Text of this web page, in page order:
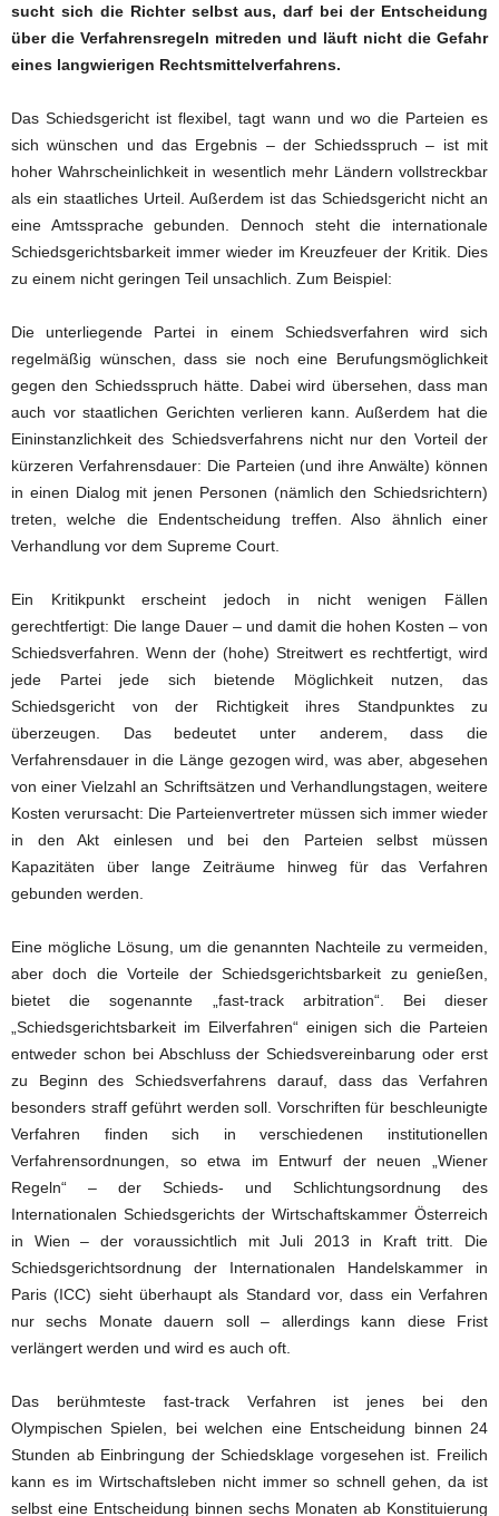
sucht sich die Richter selbst aus, darf bei der Entscheidung
über die Verfahrensregeln mitreden und läuft nicht die Gefahr
eines langwierigen Rechtsmittelverfahrens.
Das Schiedsgericht ist flexibel, tagt wann und wo die Parteien es
sich wünschen und das Ergebnis – der Schiedsspruch – ist mit
hoher Wahrscheinlichkeit in wesentlich mehr Ländern vollstreckbar
als ein staatliches Urteil. Außerdem ist das Schiedsgericht nicht an
eine Amtssprache gebunden. Dennoch steht die internationale
Schiedsgerichtsbarkeit immer wieder im Kreuzfeuer der Kritik. Dies
zu einem nicht geringen Teil unsachlich. Zum Beispiel:
Die unterliegende Partei in einem Schiedsverfahren wird sich
regelmäßig wünschen, dass sie noch eine Berufungsmöglichkeit
gegen den Schiedsspruch hätte. Dabei wird übersehen, dass man
auch vor staatlichen Gerichten verlieren kann. Außerdem hat die
Eininstanzlichkeit des Schiedsverfahrens nicht nur den Vorteil der
kürzeren Verfahrensdauer: Die Parteien (und ihre Anwälte) können
in einen Dialog mit jenen Personen (nämlich den Schiedsrichtern)
treten, welche die Endentscheidung treffen. Also ähnlich einer
Verhandlung vor dem Supreme Court.
Ein Kritikpunkt erscheint jedoch in nicht wenigen Fällen
gerechtfertigt: Die lange Dauer – und damit die hohen Kosten – von
Schiedsverfahren. Wenn der (hohe) Streitwert es rechtfertigt, wird
jede Partei jede sich bietende Möglichkeit nutzen, das
Schiedsgericht von der Richtigkeit ihres Standpunktes zu
überzeugen. Das bedeutet unter anderem, dass die
Verfahrensdauer in die Länge gezogen wird, was aber, abgesehen
von einer Vielzahl an Schriftsätzen und Verhandlungstagen, weitere
Kosten verursacht: Die Parteienvertreter müssen sich immer wieder
in den Akt einlesen und bei den Parteien selbst müssen
Kapazitäten über lange Zeiträume hinweg für das Verfahren
gebunden werden.
Eine mögliche Lösung, um die genannten Nachteile zu vermeiden,
aber doch die Vorteile der Schiedsgerichtsbarkeit zu genießen,
bietet die sogenannte „fast-track arbitration“. Bei dieser
„Schiedsgerichtsbarkeit im Eilverfahren“ einigen sich die Parteien
entweder schon bei Abschluss der Schiedsvereinbarung oder erst
zu Beginn des Schiedsverfahrens darauf, dass das Verfahren
besonders straff geführt werden soll. Vorschriften für beschleunigte
Verfahren finden sich in verschiedenen institutionellen
Verfahrensordnungen, so etwa im Entwurf der neuen „Wiener
Regeln“ – der Schieds- und Schlichtungsordnung des
Internationalen Schiedsgerichts der Wirtschaftskammer Österreich
in Wien – der voraussichtlich mit Juli 2013 in Kraft tritt. Die
Schiedsgerichtsordnung der Internationalen Handelskammer in
Paris (ICC) sieht überhaupt als Standard vor, dass ein Verfahren
nur sechs Monate dauern soll – allerdings kann diese Frist
verlängert werden und wird es auch oft.
Das berühmteste fast-track Verfahren ist jenes bei den
Olympischen Spielen, bei welchen eine Entscheidung binnen 24
Stunden ab Einbringung der Schiedsklage vorgesehen ist. Freilich
kann es im Wirtschaftsleben nicht immer so schnell gehen, da ist
selbst eine Entscheidung binnen sechs Monaten ab Konstituierung